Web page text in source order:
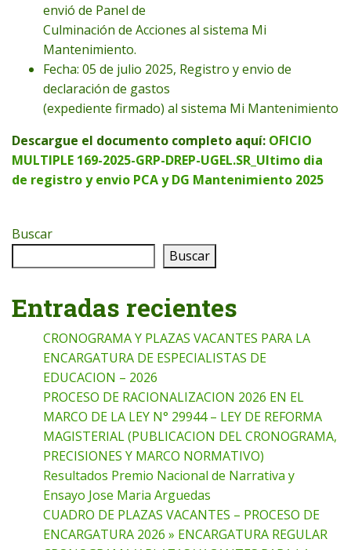
envió de Panel de
Culminación de Acciones al sistema Mi
Mantenimiento.
Fecha: 05 de julio 2025, Registro y envio de
declaración de gastos
(expediente firmado) al sistema Mi Mantenimiento
Descargue el documento completo aquí: OFICIO
MULTIPLE 169-2025-GRP-DREP-UGEL.SR_Ultimo dia
de registro y envio PCA y DG Mantenimiento 2025
Buscar
Buscar
Entradas recientes
CRONOGRAMA Y PLAZAS VACANTES PARA LA
ENCARGATURA DE ESPECIALISTAS DE
EDUCACION – 2026
PROCESO DE RACIONALIZACION 2026 EN EL
MARCO DE LA LEY N° 29944 – LEY DE REFORMA
MAGISTERIAL (PUBLICACION DEL CRONOGRAMA,
PRECISIONES Y MARCO NORMATIVO)
Resultados Premio Nacional de Narrativa y
Ensayo Jose Maria Arguedas
CUADRO DE PLAZAS VACANTES – PROCESO DE
ENCARGATURA 2026 » ENCARGATURA REGULAR